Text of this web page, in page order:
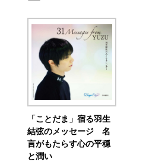
「ことだま」宿る羽生
結弦のメッセージ 名
言がもたらす心の平穏
と潤い